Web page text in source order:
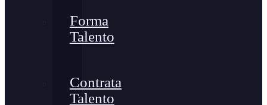
Forma
Talento
Contrata
Talento